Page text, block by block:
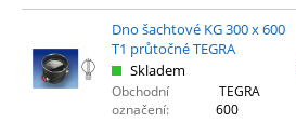
Dno šachtové KG 300 x 600
T1 průtočné TEGRA
Skladem
Obchodní
označení:
TEGRA
600